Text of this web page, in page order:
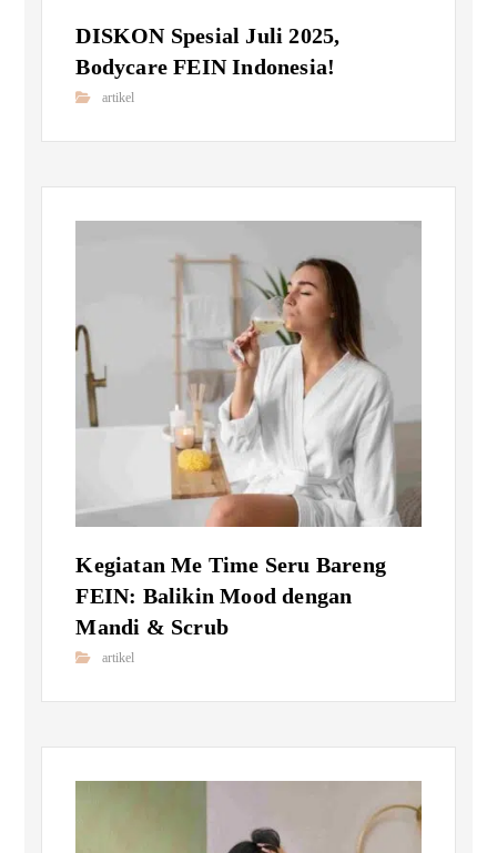
DISKON Spesial Juli 2025,
Bodycare FEIN Indonesia!
artikel
Kegiatan Me Time Seru Bareng
FEIN: Balikin Mood dengan
Mandi & Scrub
artikel